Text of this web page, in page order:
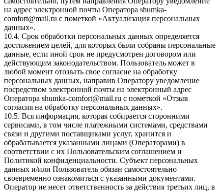
на адрес электронной почты Оператора shumka-
comfort@mail.ru с пометкой «Актуализация персональных
данных».
10.4. Срок обработки персональных данных определяется
достижением целей, для которых были собраны персональные
данные, если иной срок не предусмотрен договором или
действующим законодательством. Пользователь может в
любой момент отозвать свое согласие на обработку
персональных данных, направив Оператору уведомление
посредством электронной почты на электронный адрес
Оператора shumka-comfort@mail.ru с пометкой «Отзыв
согласия на обработку персональных данных».
10.5. Вся информация, которая собирается сторонними
сервисами, в том числе платежными системами, средствами
связи и другими поставщиками услуг, хранится и
обрабатывается указанными лицами (Операторами) в
соответствии с их Пользовательским соглашением и
Политикой конфиденциальности. Субъект персональных
данных и/или Пользователь обязан самостоятельно
своевременно ознакомиться с указанными документами.
Оператор не несет ответственность за действия третьих лиц, в